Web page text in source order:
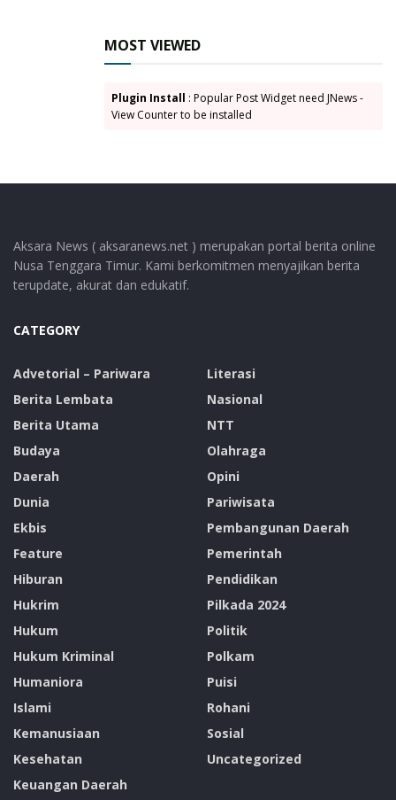
MOST VIEWED
Plugin Install : Popular Post Widget need JNews -
View Counter to be installed
Aksara News ( aksaranews.net ) merupakan portal berita online
Nusa Tenggara Timur. Kami berkomitmen menyajikan berita
terupdate, akurat dan edukatif.
CATEGORY
Advetorial – Pariwara
Berita Lembata
Berita Utama
Budaya
Daerah
Dunia
Ekbis
Feature
Hiburan
Hukrim
Hukum
Hukum Kriminal
Humaniora
Islami
Kemanusiaan
Kesehatan
Keuangan Daerah
Literasi
Nasional
NTT
Olahraga
Opini
Pariwisata
Pembangunan Daerah
Pemerintah
Pendidikan
Pilkada 2024
Politik
Polkam
Puisi
Rohani
Sosial
Uncategorized